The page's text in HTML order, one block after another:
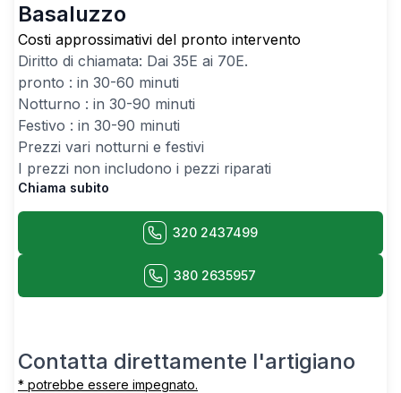
Basaluzzo
Costi approssimativi del pronto intervento
Diritto di chiamata: Dai 35E ai 70E.
pronto : in 30-60 minuti
Notturno : in 30-90 minuti
Festivo : in 30-90 minuti
Prezzi vari notturni e festivi
I prezzi non includono i pezzi riparati
Chiama subito
320 2437499
380 2635957
Contatta direttamente l'artigiano
* potrebbe essere impegnato.